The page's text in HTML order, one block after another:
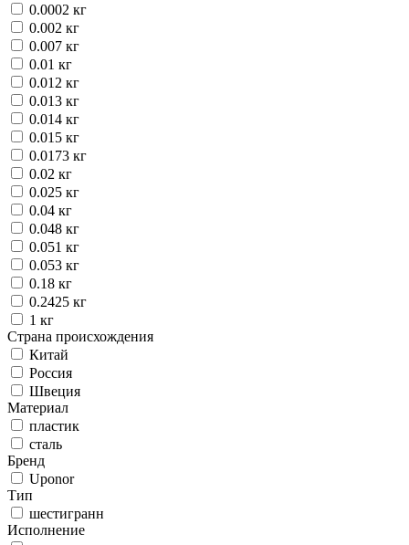
0.0002 кг
0.002 кг
0.007 кг
0.01 кг
0.012 кг
0.013 кг
0.014 кг
0.015 кг
0.0173 кг
0.02 кг
0.025 кг
0.04 кг
0.048 кг
0.051 кг
0.053 кг
0.18 кг
0.2425 кг
1 кг
Страна происхождения
Китай
Россия
Швеция
Материал
пластик
сталь
Бренд
Uponor
Тип
шестигранн
Исполнение